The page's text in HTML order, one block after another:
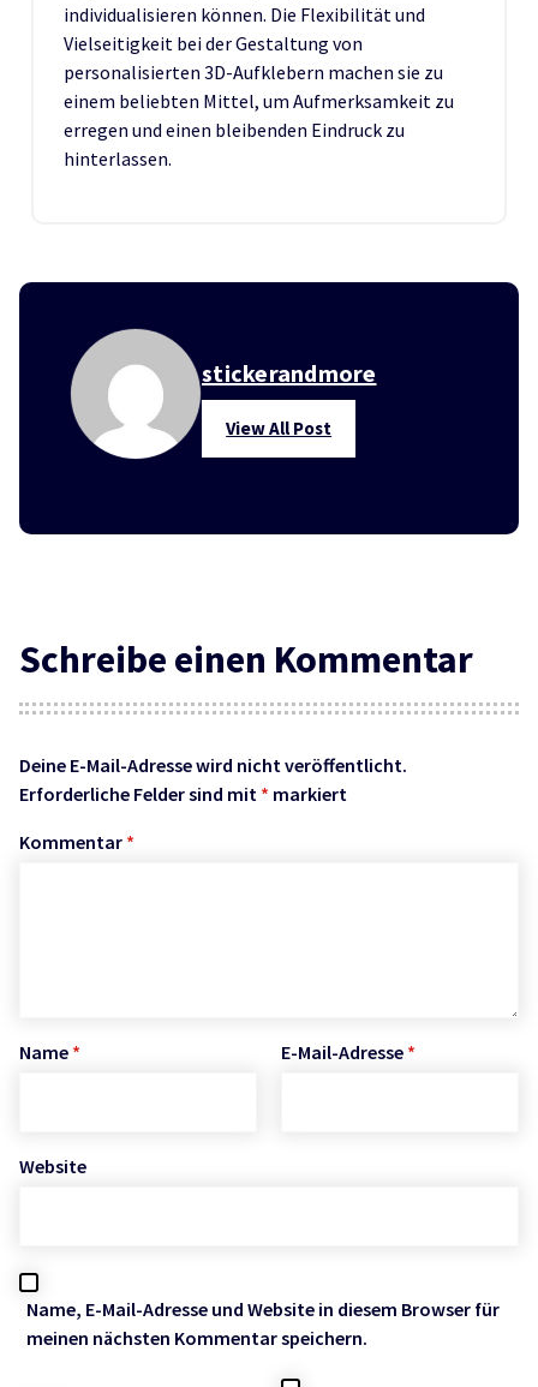
individualisieren können. Die Flexibilität und
Vielseitigkeit bei der Gestaltung von
personalisierten 3D-Aufklebern machen sie zu
einem beliebten Mittel, um Aufmerksamkeit zu
erregen und einen bleibenden Eindruck zu
hinterlassen.
stickerandmore
View All Post
Schreibe einen Kommentar
Deine E-Mail-Adresse wird nicht veröffentlicht.
Erforderliche Felder sind mit * markiert
Kommentar *
Name * E-Mail-Adresse *
Website
Name, E-Mail-Adresse und Website in diesem Browser für
meinen nächsten Kommentar speichern.